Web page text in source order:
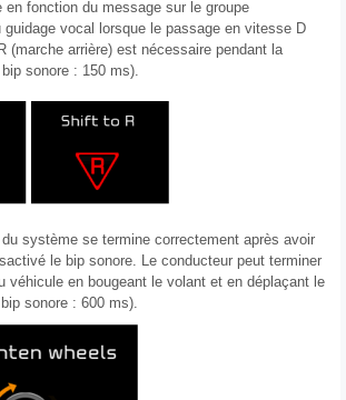
en fonction du message sur le groupe
guidage vocal lorsque le passage en vitesse D
(marche arrière) est nécessaire pendant la
sonore : 150 ms).
système se termine correctement après avoir
le bip sonore. Le conducteur peut terminer
véhicule en bougeant le volant et en déplaçant le
sonore : 600 ms).